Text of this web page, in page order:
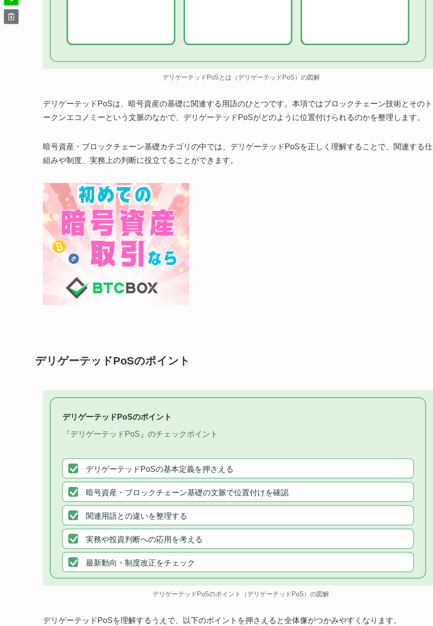
デリゲーテッドPoSとは（デリゲーテッドPoS）の図解
デリゲーテッドPoSは、暗号資産の基礎に関連する用語のひとつです。本項ではブロックチェーン技術とそのト
ークンエコノミーという文脈のなかで、デリゲーテッドPoSがどのように位置付けられるのかを整理します。
暗号資産・ブロックチェーン基礎カテゴリの中では、デリゲーテッドPoSを正しく理解することで、関連する仕
組みや制度、実務上の判断に役立てることができます。
デリゲーテッドPoSのポイント
デリゲーテッドPoSのポイント
『デリゲーテッドPoS』のチェックポイント
デリゲーテッドPoSの基本定義を押さえる
暗号資産・ブロックチェーン基礎の文脈で位置付けを確認
関連用語との違いを整理する
実務や投資判断への応用を考える
最新動向・制度改正をチェック
デリゲーテッドPoSのポイント（デリゲーテッドPoS）の図解
デリゲーテッドPoSを理解するうえで、以下のポイントを押さえると全体像がつかみやすくなります。